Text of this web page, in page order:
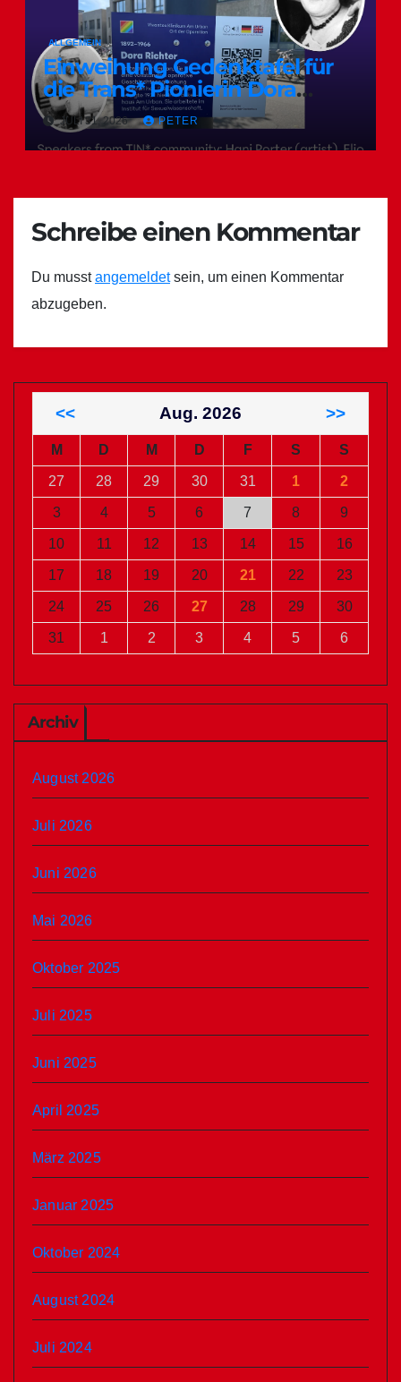
ALLGEMEIN
Einweihung Gedenktafel für
die Trans* Pionierin Dora
Richter
JULI 31, 2026 PETER
Schreibe einen Kommentar
Du musstangemeldetsein, um einen Kommentar
abzugeben.
<< Aug. 2026 >>
M D M D F S S
27 28 29 30 31 1 2
3 4 5 6 7 8 9
10 11 12 13 14 15 16
17 18 19 20 21 22 23
24 25 26 27 28 29 30
31 1 2 3 4 5 6
Archiv
August 2026
Juli 2026
Juni 2026
Mai 2026
Oktober 2025
Juli 2025
Juni 2025
April 2025
März 2025
Januar 2025
Oktober 2024
August 2024
Juli 2024